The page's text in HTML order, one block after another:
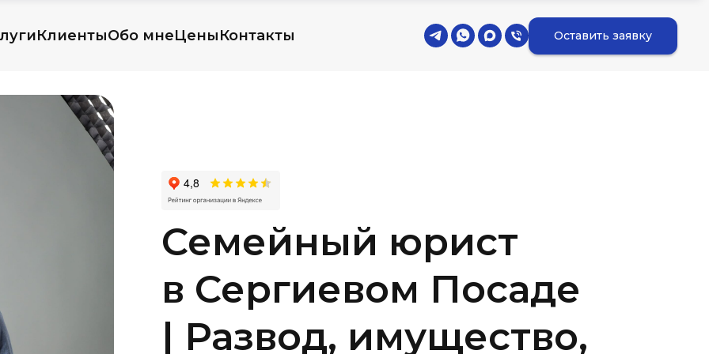
КлиентыОбо мнеЦеныКонтакты Оставить заявку
Семейный юрист
в Сергиевом Посаде
| Развод, имущество,